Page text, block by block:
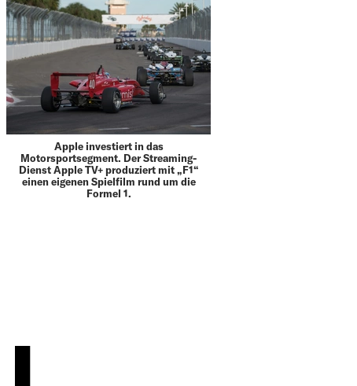
Apple investiert in das
Motorsportsegment. Der Streaming-
Dienst Apple TV+ produziert mit „F1“
einen eigenen Spielfilm rund um die
Formel 1.